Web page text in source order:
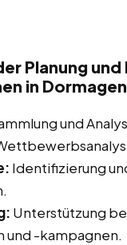
Planung
in
und
Identifizierung
Unterstützung
und -kampagnen.